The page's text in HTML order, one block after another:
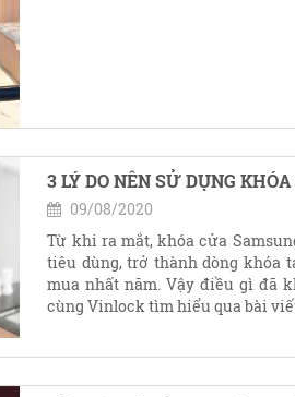
3 LÝ DO NÊN SỬ DỤNG
09/08/2020
Từ khi ra mắt, khóa cửa
tiêu dùng, trở thành dòng khóa
mua nhất năm. Vậy điều gì đã
cùng Vinlock tìm hiểu qua bài